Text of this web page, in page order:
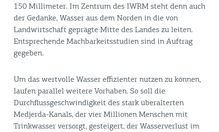
150 Millimeter. Im Zentrum des IWRM steht denn auch
der Gedanke, Wasser aus dem Norden in die von
Landwirtschaft geprägte Mitte des Landes zu leiten.
Entsprechende Machbarkeitsstudien sind in Auftrag
gegeben.
Um das wertvolle Wasser effizienter nutzen zu können,
laufen parallel weitere Vorhaben. So soll die
Durchflussgeschwindigkeit des stark überalterten
Medjerda-Kanals, der vier Millionen Menschen mit
Trinkwasser versorgt, gesteigert, der Wasserverlust im